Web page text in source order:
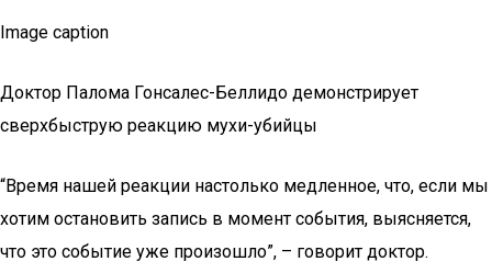
Image caption
Доктор Палома Гонсалес-Беллидо демонстрирует
сверхбыструю реакцию мухи-убийцы
“Время нашей реакции настолько медленное, что, если мы
хотим остановить запись в момент события, выясняется,
что это событие уже произошло”, – говорит доктор.